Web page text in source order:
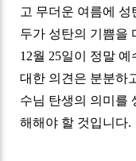
고 무더운 여름에
두가 성탄의 기쁨을
12월 25일이 정말 예
대한 의견은 분분하
수님 탄생의 의미를
해해야 할 것입니다.